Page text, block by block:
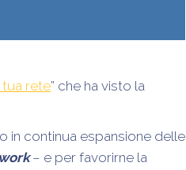
tua rete” che ha visto la
in continua espansione delle
– e per favorirne la